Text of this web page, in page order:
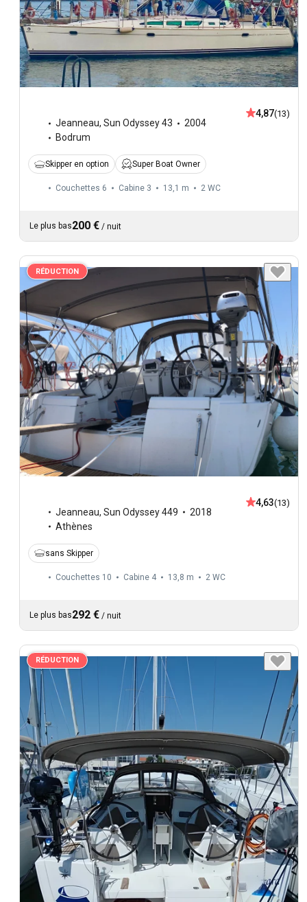
Jeanneau, Sun Odyssey 43
2004
Bodrum
4,87(13)
Skipper en option Super Boat Owner
Couchettes 6 Cabine 3 13,1 m 2 WC
Le plus bas200 € / nuit
RÉDUCTION
Jeanneau, Sun Odyssey 449
2018
Athènes
4,63(13)
sans Skipper
Couchettes 10 Cabine 4 13,8 m 2 WC
Le plus bas292 € / nuit
RÉDUCTION